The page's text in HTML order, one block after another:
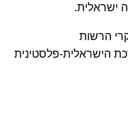
ישראלית.
הרשות
הישראלית-פלסטינית